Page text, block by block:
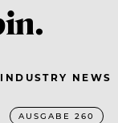
INDUSTRY NEWS
AUSGABE 260